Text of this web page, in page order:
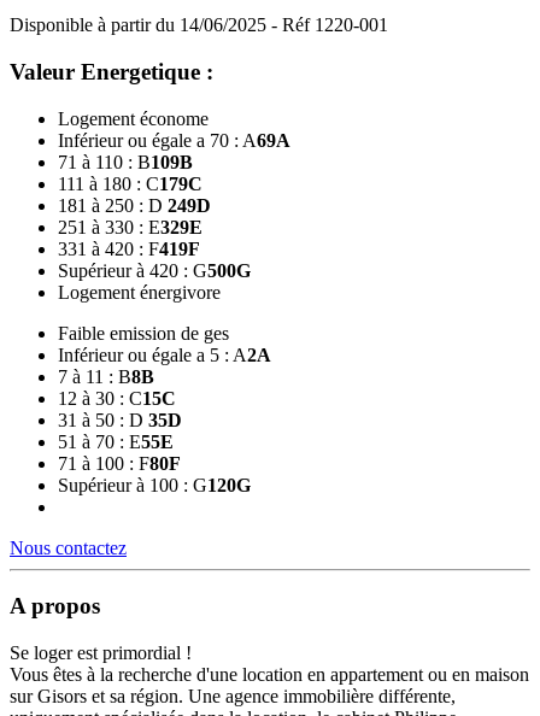
Disponible à partir du 14/06/2025 - Réf 1220-001
Valeur Energetique :
Logement économe
Inférieur ou égale a 70 : A69A
71 à 110 : B109B
111 à 180 : C179C
181 à 250 : D 249D
251 à 330 : E329E
331 à 420 : F419F
Supérieur à 420 : G500G
Logement énergivore
Faible emission de ges
Inférieur ou égale a 5 : A2A
7 à 11 : B8B
12 à 30 : C15C
31 à 50 : D 35D
51 à 70 : E55E
71 à 100 : F80F
Supérieur à 100 : G120G
Nous contactez
A propos
Se loger est primordial !
Vous êtes à la recherche d'une location en appartement ou en maison
sur Gisors et sa région. Une agence immobilière différente,